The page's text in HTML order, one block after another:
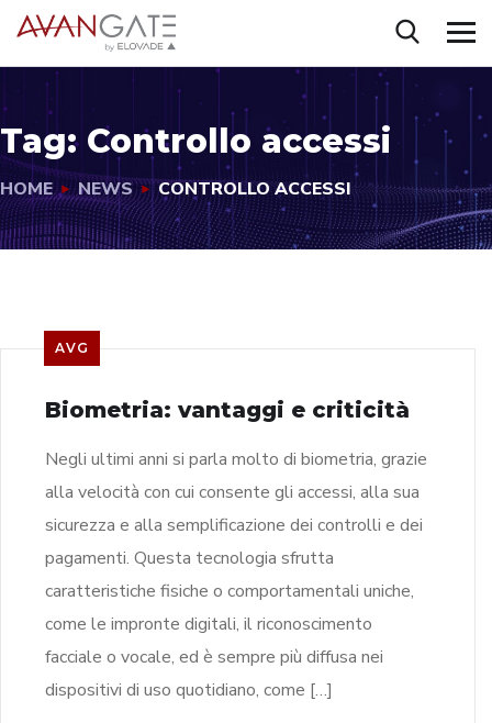
Tag: Controllo accessi
HOME NEWS CONTROLLO ACCESSI
AVG
Biometria: vantaggi e criticità
Negli ultimi anni si parla molto di biometria, grazie
alla velocità con cui consente gli accessi, alla sua
sicurezza e alla semplificazione dei controlli e dei
pagamenti. Questa tecnologia sfrutta
caratteristiche fisiche o comportamentali uniche,
come le impronte digitali, il riconoscimento
facciale o vocale, ed è sempre più diffusa nei
dispositivi di uso quotidiano, come […]